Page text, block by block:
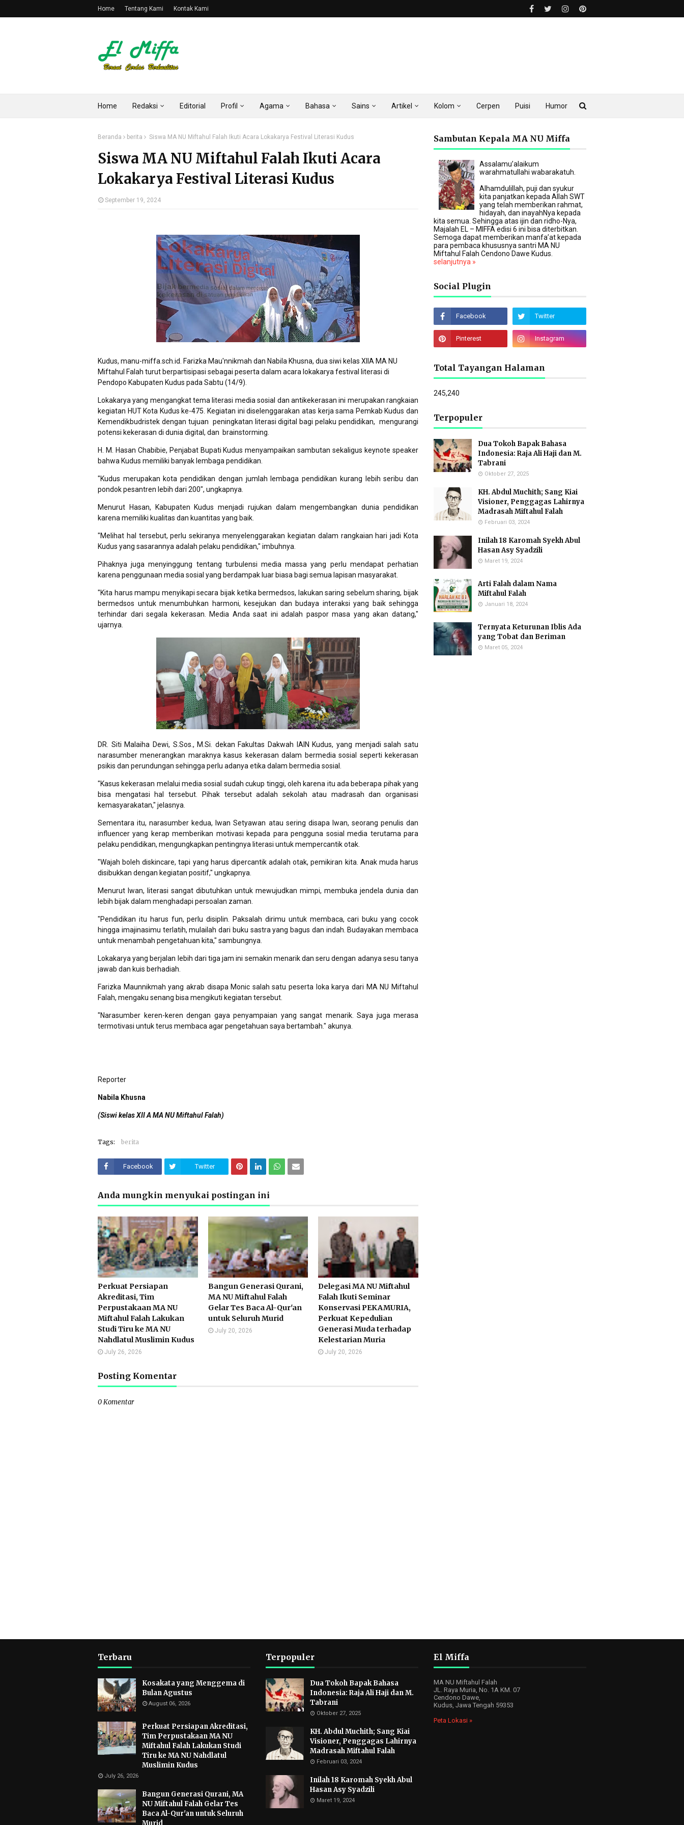
Home Tentang Kami Kontak Kami
Home Redaksi Editorial Profil Agama Bahasa Sains Artikel Kolom Cerpen Puisi Humor
Beranda berita Siswa MA NU Miftahul Falah Ikuti Acara Lokakarya Festival Literasi Kudus
Siswa MA NU Miftahul Falah Ikuti Acara
Lokakarya Festival Literasi Kudus
September 19, 2024
Kudus, manu-miffa.sch.id. Farizka Mau'nnikmah dan Nabila Khusna, dua siwi kelas XIIA MA NU
Miftahul Falah turut berpartisipasi sebagai peserta dalam acara lokakarya festival literasi di
Pendopo Kabupaten Kudus pada Sabtu (14/9).
Lokakarya yang mengangkat tema literasi media sosial dan antikekerasan ini merupakan rangkaian
kegiatan HUT Kota Kudus ke-475. Kegiatan ini diselenggarakan atas kerja sama Pemkab Kudus dan
Kemendikbudristek dengan tujuan peningkatan literasi digital bagi pelaku pendidikan, mengurangi
potensi kekerasan di dunia digital, dan brainstorming.
H. M. Hasan Chabibie, Penjabat Bupati Kudus menyampaikan sambutan sekaligus keynote speaker
bahwa Kudus memiliki banyak lembaga pendidikan.
"Kudus merupakan kota pendidikan dengan jumlah lembaga pendidikan kurang lebih seribu dan
pondok pesantren lebih dari 200", ungkapnya.
Menurut Hasan, Kabupaten Kudus menjadi rujukan dalam mengembangkan dunia pendidikan
karena memiliki kualitas dan kuantitas yang baik.
"Melihat hal tersebut, perlu sekiranya menyelenggarakan kegiatan dalam rangkaian hari jadi Kota
Kudus yang sasarannya adalah pelaku pendidikan," imbuhnya.
Pihaknya juga menyinggung tentang turbulensi media massa yang perlu mendapat perhatian
karena penggunaan media sosial yang berdampak luar biasa bagi semua lapisan masyarakat.
"Kita harus mampu menyikapi secara bijak ketika bermedsos, lakukan saring sebelum sharing, bijak
bermedsos untuk menumbuhkan harmoni, kesejukan dan budaya interaksi yang baik sehingga
terhindar dari segala kekerasan. Media Anda saat ini adalah paspor masa yang akan datang,"
ujarnya.
DR. Siti Malaiha Dewi, S.Sos., M.Si. dekan Fakultas Dakwah IAIN Kudus, yang menjadi salah satu
narasumber menerangkan maraknya kasus kekerasan dalam bermedia sosial seperti kekerasan
psikis dan perundungan sehingga perlu adanya etika dalam bermedia sosial.
"Kasus kekerasan melalui media sosial sudah cukup tinggi, oleh karena itu ada beberapa pihak yang
bisa mengatasi hal tersebut. Pihak tersebut adalah sekolah atau madrasah dan organisasi
kemasyarakatan," jelasnya.
Sementara itu, narasumber kedua, Iwan Setyawan atau sering disapa Iwan, seorang penulis dan
influencer yang kerap memberikan motivasi kepada para pengguna sosial media terutama para
pelaku pendidikan, mengungkapkan pentingnya literasi untuk mempercantik otak.
"Wajah boleh diskincare, tapi yang harus dipercantik adalah otak, pemikiran kita. Anak muda harus
disibukkan dengan kegiatan positif," ungkapnya.
Menurut Iwan, literasi sangat dibutuhkan untuk mewujudkan mimpi, membuka jendela dunia dan
lebih bijak dalam menghadapi persoalan zaman.
"Pendidikan itu harus fun, perlu disiplin. Paksalah dirimu untuk membaca, cari buku yang cocok
hingga imajinasimu terlatih, mulailah dari buku sastra yang bagus dan indah. Budayakan membaca
untuk menambah pengetahuan kita," sambungnya.
Lokakarya yang berjalan lebih dari tiga jam ini semakin menarik dan seru dengan adanya sesu tanya
jawab dan kuis berhadiah.
Farizka Maunnikmah yang akrab disapa Monic salah satu peserta loka karya dari MA NU Miftahul
Falah, mengaku senang bisa mengikuti kegiatan tersebut.
"Narasumber keren-keren dengan gaya penyampaian yang sangat menarik. Saya juga merasa
termotivasi untuk terus membaca agar pengetahuan saya bertambah." akunya.
Reporter
Nabila Khusna
(Siswi kelas XII A MA NU Miftahul Falah)
Tags: berita
Facebook Twitter
Anda mungkin menyukai postingan ini
Perkuat Persiapan
Akreditasi, Tim
Perpustakaan MA NU
Miftahul Falah Lakukan
Studi Tiru ke MA NU
Nahdlatul Muslimin Kudus
July 26, 2026
Bangun Generasi Qurani,
MA NU Miftahul Falah
Gelar Tes Baca Al-Qur'an
untuk Seluruh Murid
July 20, 2026
Delegasi MA NU Miftahul
Falah Ikuti Seminar
Konservasi PEKAMURIA,
Perkuat Kepedulian
Generasi Muda terhadap
Kelestarian Muria
July 20, 2026
Posting Komentar
0 Komentar
Sambutan Kepala MA NU Miffa
Assalamu’alaikum
warahmatullahi wabarakatuh.
Alhamdulillah, puji dan syukur
kita panjatkan kepada Allah SWT
yang telah memberikan rahmat,
hidayah, dan inayahNya kepada
kita semua. Sehingga atas ijin dan ridho-Nya,
Majalah EL – MIFFA edisi 6 ini bisa diterbitkan.
Semoga dapat memberikan manfa’at kepada
para pembaca khususnya santri MA NU
Miftahul Falah Cendono Dawe Kudus.
selanjutnya »
Social Plugin
Total Tayangan Halaman
245,240
Terpopuler
Dua Tokoh Bapak Bahasa
Indonesia: Raja Ali Haji dan M.
Tabrani
Oktober 27, 2025
KH. Abdul Muchith; Sang Kiai
Visioner, Penggagas Lahirnya
Madrasah Miftahul Falah
Februari 03, 2024
Inilah 18 Karomah Syekh Abul
Hasan Asy Syadzili
Maret 19, 2024
Arti Falah dalam Nama
Miftahul Falah
Januari 18, 2024
Ternyata Keturunan Iblis Ada
yang Tobat dan Beriman
Maret 05, 2024
Terbaru
Kosakata yang Menggema di
Bulan Agustus
August 06, 2026
Perkuat Persiapan Akreditasi,
Tim Perpustakaan MA NU
Miftahul Falah Lakukan Studi
Tiru ke MA NU Nahdlatul
Muslimin Kudus
July 26, 2026
Bangun Generasi Qurani, MA
NU Miftahul Falah Gelar Tes
Baca Al-Qur'an untuk Seluruh
Murid
Terpopuler
Dua Tokoh Bapak Bahasa
Indonesia: Raja Ali Haji dan M.
Tabrani
Oktober 27, 2025
KH. Abdul Muchith; Sang Kiai
Visioner, Penggagas Lahirnya
Madrasah Miftahul Falah
Februari 03, 2024
Inilah 18 Karomah Syekh Abul
Hasan Asy Syadzili
Maret 19, 2024
El Miffa
MA NU Miftahul Falah
JL. Raya Muria, No. 1A KM. 07
Cendono Dawe,
Kudus, Jawa Tengah 59353
Peta Lokasi »